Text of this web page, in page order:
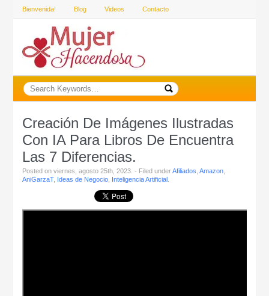
Bienvenida! Blog Videos Contacto
Creación De Imágenes Ilustradas
Con IA Para Libros De Encuentra
Las 7 Diferencias.
Posted on viernes, agosto 25th, 2023. - Filed underAfiliados ,Amazon
AniGarzaT, Ideas de Negocio Inteligencia Artificial